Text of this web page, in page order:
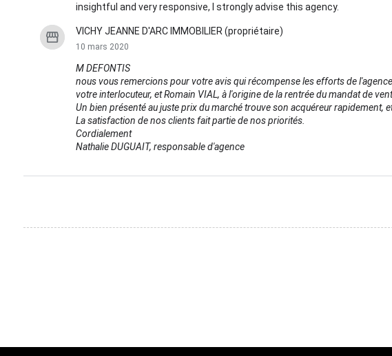
insightful and very responsive, I strongly advise this agency.
VICHY JEANNE D'ARC IMMOBILIER (propriétaire)
10 mars 2020
M DEFONTIS
nous vous remercions pour votre avis qui récompense les efforts de
votre interlocuteur, et Romain VIAL, à l'origine de la rentrée du mandat de
Un bien présenté au juste prix du marché trouve son acquéreur rapidement,
La satisfaction de nos clients fait partie de nos priorités.
Cordialement
Nathalie DUGUAIT, responsable d'agence